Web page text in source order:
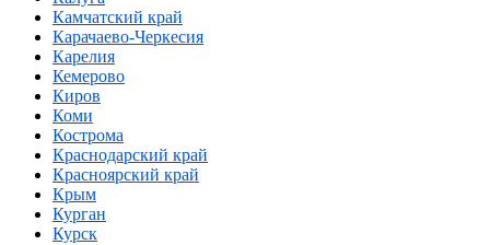
Камчатский край
Карачаево-Черкесия
Карелия
Кемерово
Киров
Коми
Кострома
Краснодарский край
Красноярский край
Крым
Курган
Курск